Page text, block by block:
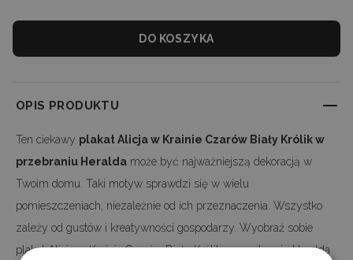
DO KOSZYKA
OPIS PRODUKTU
Ten ciekawy plakat Alicja w Krainie Czarów Biały Królik w
przebraniu Heralda może być najważniejszą dekoracją w
Twoim domu. Taki motyw sprawdzi się w wielu
pomieszczeniach, niezależnie od ich przeznaczenia. Wszystko
zależy od gustów i kreatywności gospodarzy. Wyobraź sobie
plakat Alicja w Krainie Czarów Biały Królik w przebraniu Heralda